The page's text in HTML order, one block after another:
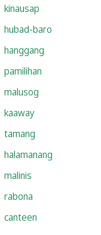
kinausap
hubad-baro
hanggang
pamilihan
malusog
kaaway
tamang
halamanang
malinis
rabona
canteen